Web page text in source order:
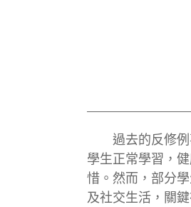
過去的反修例
學生正常學習，
惜。然而，部分
及社交生活，關